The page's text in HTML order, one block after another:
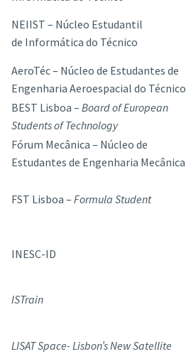
NEIIST – Núcleo Estudantil
de Informática do Técnico
AeroTéc – Núcleo de Estudantes de
Engenharia Aeroespacial do Técnico
BEST Lisboa – Board of European
Students of Technology
Fórum Mecânica – Núcleo de
Estudantes de Engenharia Mecânica
FST Lisboa – Formula Student
INESC-ID
ISTrain
LISAT Space- Lisbon’s New Satellite